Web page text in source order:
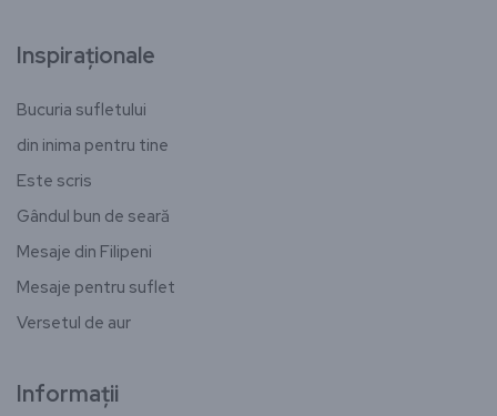
Inspiraționale
Bucuria sufletului
din inima pentru tine
Este scris
Gândul bun de seară
Mesaje din Filipeni
Mesaje pentru suflet
Versetul de aur
Informații